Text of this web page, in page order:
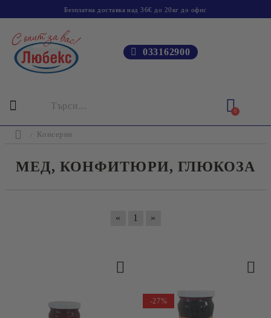
Безплатна доставка над 36€ до 20кг до офис
033162900
0
Консерви
МЕД, КОНФИТЮРИ, ГЛЮКОЗА
« 1 »
-27%